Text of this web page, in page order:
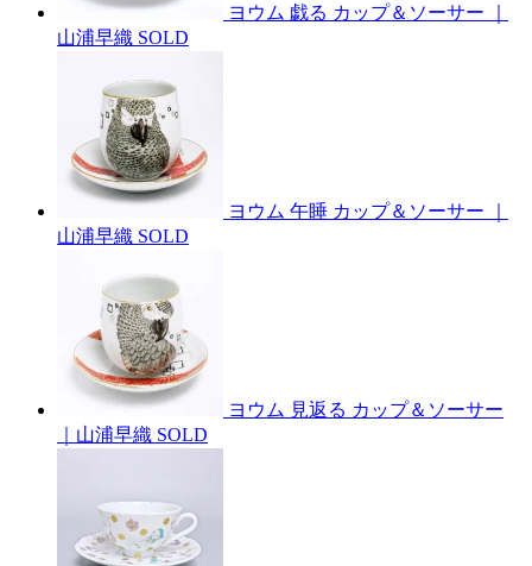
ヨウム 戯る カップ＆ソーサー ｜
山浦早織 SOLD
ヨウム 午睡 カップ＆ソーサー ｜
山浦早織 SOLD
ヨウム 見返る カップ＆ソーサー
｜山浦早織 SOLD